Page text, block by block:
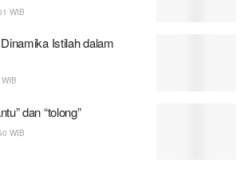
WIB
Istilah dalam
dan “tolong”
WIB